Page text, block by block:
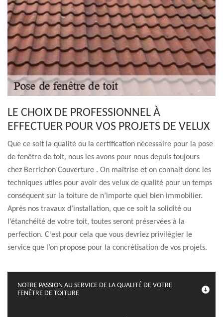
LE CHOIX DE PROFESSIONNEL À
EFFECTUER POUR VOS PROJETS DE VELUX
Que ce soit la qualité ou la certification nécessaire pour la pose
de fenêtre de toit, nous les avons pour nous depuis toujours
chez Berrichon Couverture . On maîtrise et on connait donc les
techniques utiles pour avoir des velux de qualité pour un temps
conséquent sur la toiture de n’importe quel bien immobilier.
Après nos travaux d’installation, que ce soit la solidité ou
l’étanchéité de votre toit, toutes seront préservées à la
perfection. C’est pour cela que vous devriez privilégier le
service que l’on propose pour la concrétisation de vos projets.
NOTRE PASSION AU SERVICE DE LA QUALITÉ DE VOTRE
FENÊTRE DE TOITURE